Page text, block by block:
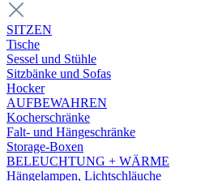
SITZEN
Tische
Sessel und Stühle
Sitzbänke und Sofas
Hocker
AUFBEWAHREN
Kocherschränke
Falt- und Hängeschränke
Storage-Boxen
BELEUCHTUNG + WÄRME
Hängelampen, Lichtschläuche